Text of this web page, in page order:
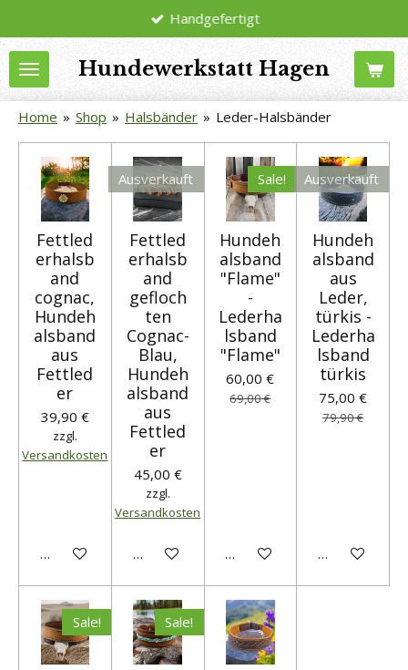
Hauptinhalt
springen
Hundewerkstatt Hagen
Handgefertigt
Home » Shop » Halsbänder » Leder-Halsbänder
Fettled
erhalsb
and
cognac,
Hundeh
alsband
aus
Fettled
er
39,90 €
zzgl.
Versandkosten
In den Warenkorb
Ausverkauft
Fettled
erhalsb
and
gefloch
ten
Cognac-
Blau,
Hundeh
alsband
aus
Fettled
er
45,00 €
zzgl.
Versandkosten
Bei Verfügbarkeit benachrichtigen
Sale!
Hundeh
alsband
"Flame"
-
Lederha
lsband
"Flame"
60,00 €
69,00 €
In den Warenkorb
Ausverkauft
Hundeh
alsband
aus
Leder,
türkis -
Lederha
lsband
türkis
75,00 €
79,90 €
Bei
Sale! Sale!